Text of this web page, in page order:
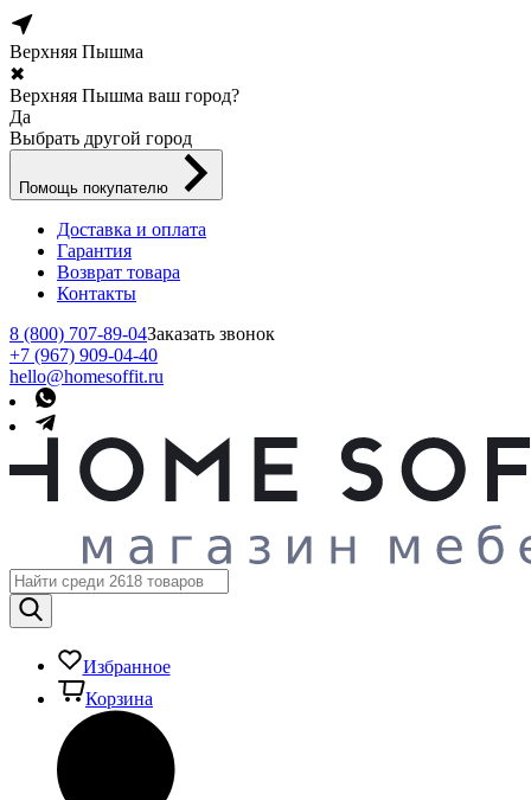
Верхняя Пышма
✖
Верхняя Пышма ваш город?
Да
Выбрать другой город
Помощь покупателю
Доставка и оплата
Гарантия
Возврат товара
Контакты
8 (800) 707-89-04Заказать звонок
+7 (967) 909-04-40
hello@homesoffit.ru
Избранное
Корзина